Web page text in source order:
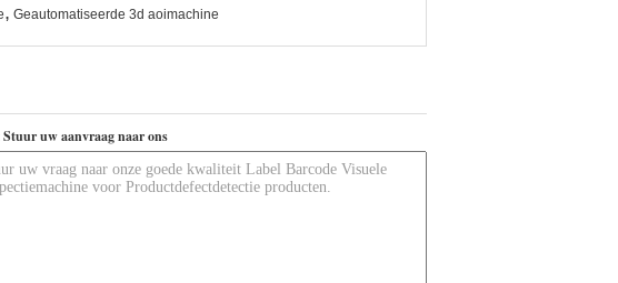
, Geautomatiseerde 3d aoimachine
uw aanvraag naar ons